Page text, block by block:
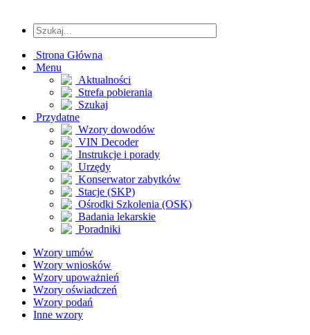
Strona Główna
Menu
Aktualności
Strefa pobierania
Szukaj
Przydatne
Wzory dowodów
VIN Decoder
Instrukcje i porady
Urzędy
Konserwator zabytków
Stacje (SKP)
Ośrodki Szkolenia (OSK)
Badania lekarskie
Poradniki
Wzory umów
Wzory wniosków
Wzory upoważnień
Wzory oświadczeń
Wzory podań
Inne wzory